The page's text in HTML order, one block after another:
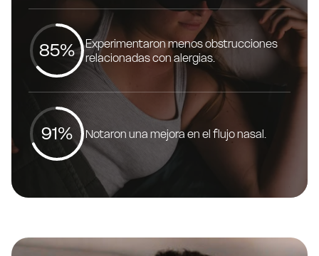
85%
Experimentaron menos obstrucciones
relacionadas con alergias.
91% Notaron una mejora en el flujo nasal.